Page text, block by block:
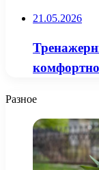
21.05.2026
Разное